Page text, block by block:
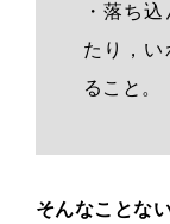
・落ち
たり，
ること。
そんなことな